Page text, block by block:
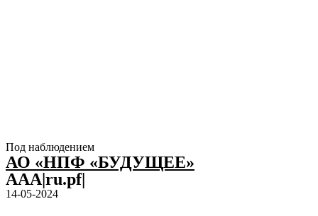
Под наблюдением
АО «НПФ «БУДУЩЕЕ»
AAA|ru.pf|
14-05-2024